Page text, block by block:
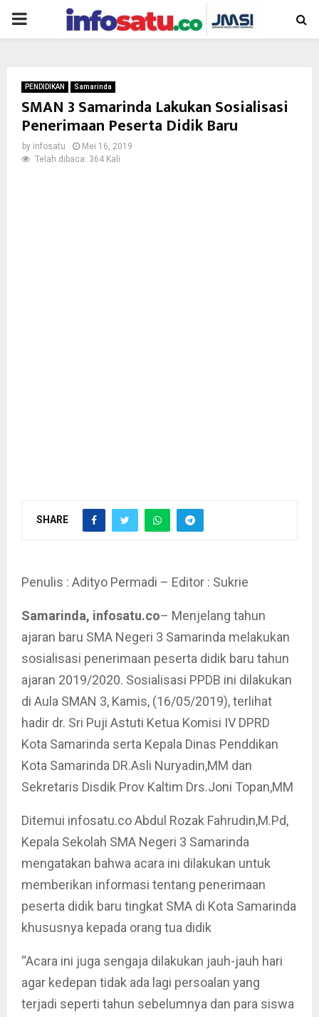
PRIMARY
PENDIDIKAN Samarinda
SMAN 3 Samarinda Lakukan Sosialisasi
Penerimaan Peserta Didik Baru
by infosatu
Mei 16, 2019
Telah dibaca: 364 Kali
SHARE
Penulis : Adityo Permadi – Editor : Sukrie
Samarinda, infosatu.co– Menjelang tahun
ajaran baru SMA Negeri 3 Samarinda melakukan
sosialisasi penerimaan peserta didik baru tahun
ajaran 2019/2020. Sosialisasi PPDB ini dilakukan
di Aula SMAN 3, Kamis, (16/05/2019), terlihat
hadir dr. Sri Puji Astuti Ketua Komisi IV DPRD
Kota Samarinda serta Kepala Dinas Penddikan
Kota Samarinda DR.Asli Nuryadin,MM dan
Sekretaris Disdik Prov Kaltim Drs.Joni Topan,MM
Ditemui infosatu.co Abdul Rozak Fahrudin,M.Pd,
Kepala Sekolah SMA Negeri 3 Samarinda
mengatakan bahwa acara ini dilakukan untuk
memberikan informasi tentang penerimaan
peserta didik baru tingkat SMA di Kota Samarinda
khususnya kepada orang tua didik
“Acara ini juga sengaja dilakukan jauh-jauh hari
agar kedepan tidak ada lagi persoalan yang
terjadi seperti tahun sebelumnya dan para siswa